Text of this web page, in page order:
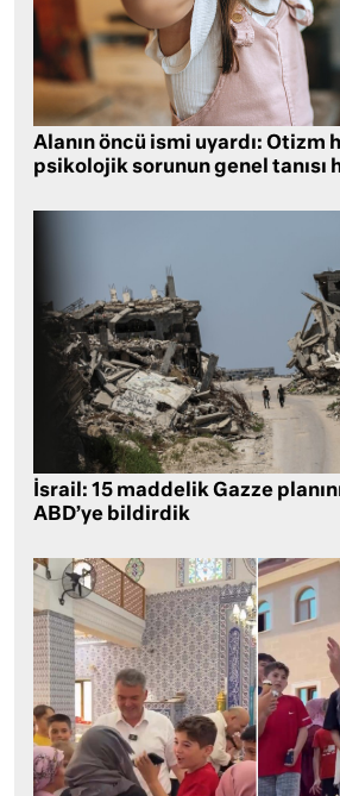
Alanın öncü ismi uyardı: Otizm
psikolojik sorunun genel tanısı
İsrail: 15 maddelik Gazze
ABD’ye bildirdik